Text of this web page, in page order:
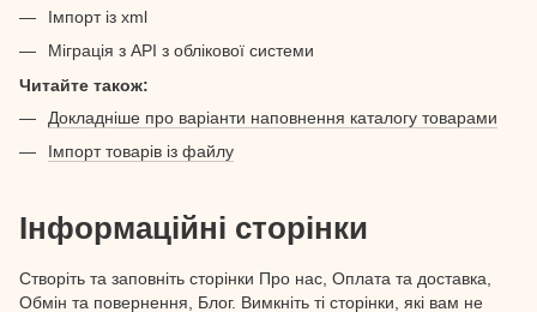
Імпорт із xml
Міграція з API з облікової системи
Читайте також:
Докладніше про варіанти наповнення каталогу товарами
Імпорт товарів із файлу
Інформаційні сторінки
Створіть та заповніть сторінки Про нас, Оплата та доставка,
Обмін та повернення, Блог. Вимкніть ті сторінки, які вам не